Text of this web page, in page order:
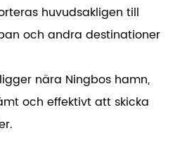
huvudsakligen till
och andra destinationer
nära Ningbos hamn,
och effektivt att skicka